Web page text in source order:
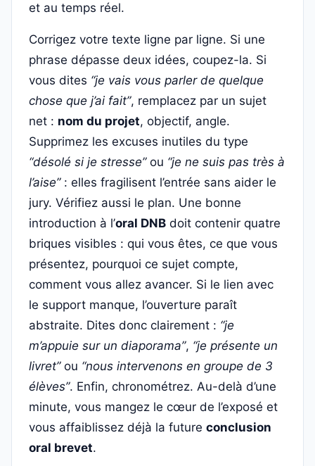
et au temps réel.
Corrigez votre texte ligne par ligne. Si une
phrase dépasse deux idées, coupez-la. Si
vous dites “je vais vous parler de quelque
chose que j’ai fait”, remplacez par un sujet
net : nom du projet, objectif, angle.
Supprimez les excuses inutiles du type
“désolé si je stresse”ou “je ne suis pas très à
l’aise”: elles fragilisent l’entrée sans aider le
jury. Vérifiez aussi le plan. Une bonne
introduction à l’oral DNB doit contenir quatre
briques visibles : qui vous êtes, ce que vous
présentez, pourquoi ce sujet compte,
comment vous allez avancer. Si le lien avec
le support manque, l’ouverture paraît
abstraite. Dites donc clairement : “je
m’appuie sur un diaporama”, “je présente un
livret”ou “nous intervenons en groupe de 3
élèves”. Enfin, chronométrez. Au-delà d’une
minute, vous mangez le cœur de l’exposé et
vous affaiblissez déjà la future conclusion
oral brevet.